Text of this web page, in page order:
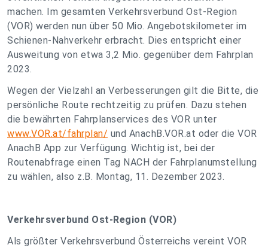
machen. Im gesamten Verkehrsverbund Ost-Region
(VOR) werden nun über 50 Mio. Angebotskilometer im
Schienen-Nahverkehr erbracht. Dies entspricht einer
Ausweitung von etwa 3,2 Mio. gegenüber dem Fahrplan
2023.
Wegen der Vielzahl an Verbesserungen gilt die Bitte, die
persönliche Route rechtzeitig zu prüfen. Dazu stehen
die bewährten Fahrplanservices des VOR unter
www.VOR.at/fahrplan/ und AnachB.VOR.at oder die VOR
AnachB App zur Verfügung. Wichtig ist, bei der
Routenabfrage einen Tag NACH der Fahrplanumstellung
zu wählen, also z.B. Montag, 11. Dezember 2023.
Verkehrsverbund Ost-Region (VOR)
Als größter Verkehrsverbund Österreichs vereint VOR